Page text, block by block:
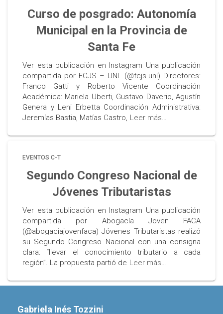
Curso de posgrado: Autonomía
Municipal en la Provincia de
Santa Fe
Ver esta publicación en Instagram Una publicación
compartida por FCJS – UNL (@fcjs.unl) Directores:
Franco Gatti y Roberto Vicente Coordinación
Académica: Mariela Uberti, Gustavo Daverio, Agustín
Genera y Leni Erbetta Coordinación Administrativa:
Jeremías Bastia, Matías Castro, Leer más…
EVENTOS C-T
Segundo Congreso Nacional de
Jóvenes Tributaristas
Ver esta publicación en Instagram Una publicación
compartida por Abogacía Joven FACA
(@abogaciajovenfaca) Jóvenes Tributaristas realizó
su Segundo Congreso Nacional con una consigna
clara: “llevar el conocimiento tributario a cada
región”. La propuesta partió de Leer más…
Gabriela Inés Tozzini